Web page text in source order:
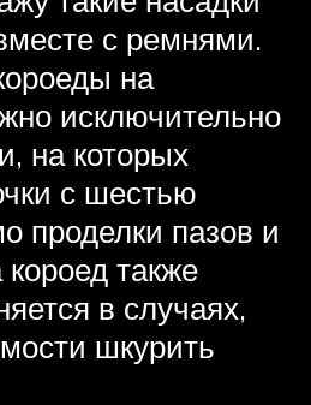
с ремнями.
на
исключительно
на которых
с шестью
проделки пазов и
также
в случаях,
шкурить